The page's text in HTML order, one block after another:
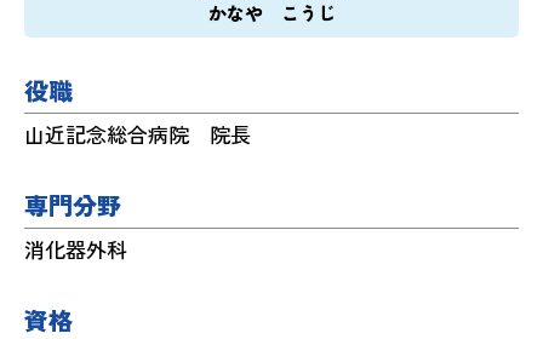
かなや こうじ
役職
山近記念総合病院 院長
専門分野
消化器外科
資格